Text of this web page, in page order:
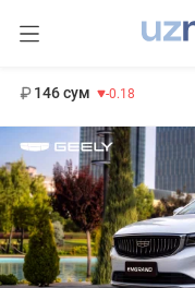
146 сум -0.18